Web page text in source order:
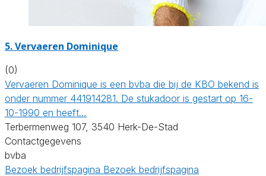
5. Vervaeren Dominique
(0)
Vervaeren Dominique is een bvba die bij de KBO bekend is
onder nummer 441914281. De stukadoor is gestart op 16-
10-1990 en heeft…
Terbermenweg 107, 3540 Herk-De-Stad
Contactgegevens
bvba
Bezoek bedrijfspagina Bezoek bedrijfspagina